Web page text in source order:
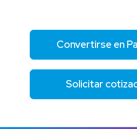
Convertirse en
Solicitar